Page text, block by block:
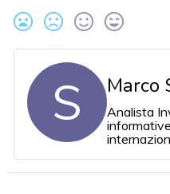
S Marco
Analista